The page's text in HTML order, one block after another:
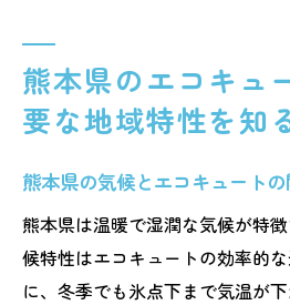
影響
地域特性に基づくエコ
熊本県の気候を最大限
ート
エコキュートの効率を最大
条件
温暖な気候がエコキュ
熊本県のエコキュ
要な地域特性を知
熊本県の気候とエコキュート
熊本県は温暖で湿潤な気候が特
候特性はエコキュートの効率的
に、冬季でも氷点下まで気温が